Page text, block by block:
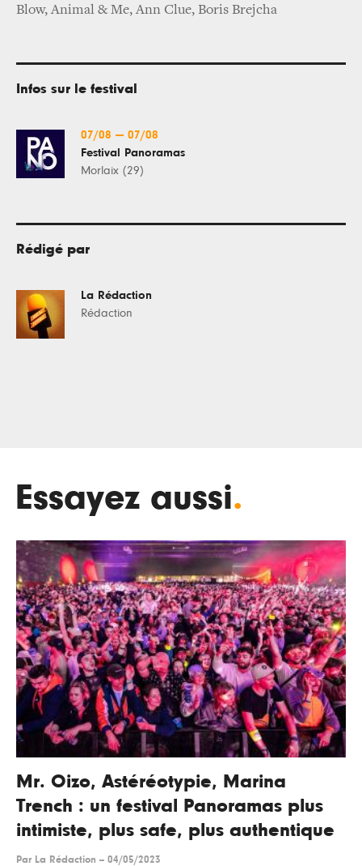
Blow, Animal & Me, Ann Clue, Boris Brejcha
Infos sur le festival
07/08 — 07/08
Festival Panoramas
Morlaix (29)
Rédigé par
La Rédaction
Rédaction
Essayez aussi.
Mr. Oizo, Astéréotypie, Marina
Trench : un festival Panoramas plus
intimiste, plus safe, plus authentique
Par La Rédaction -- 04/05/2023